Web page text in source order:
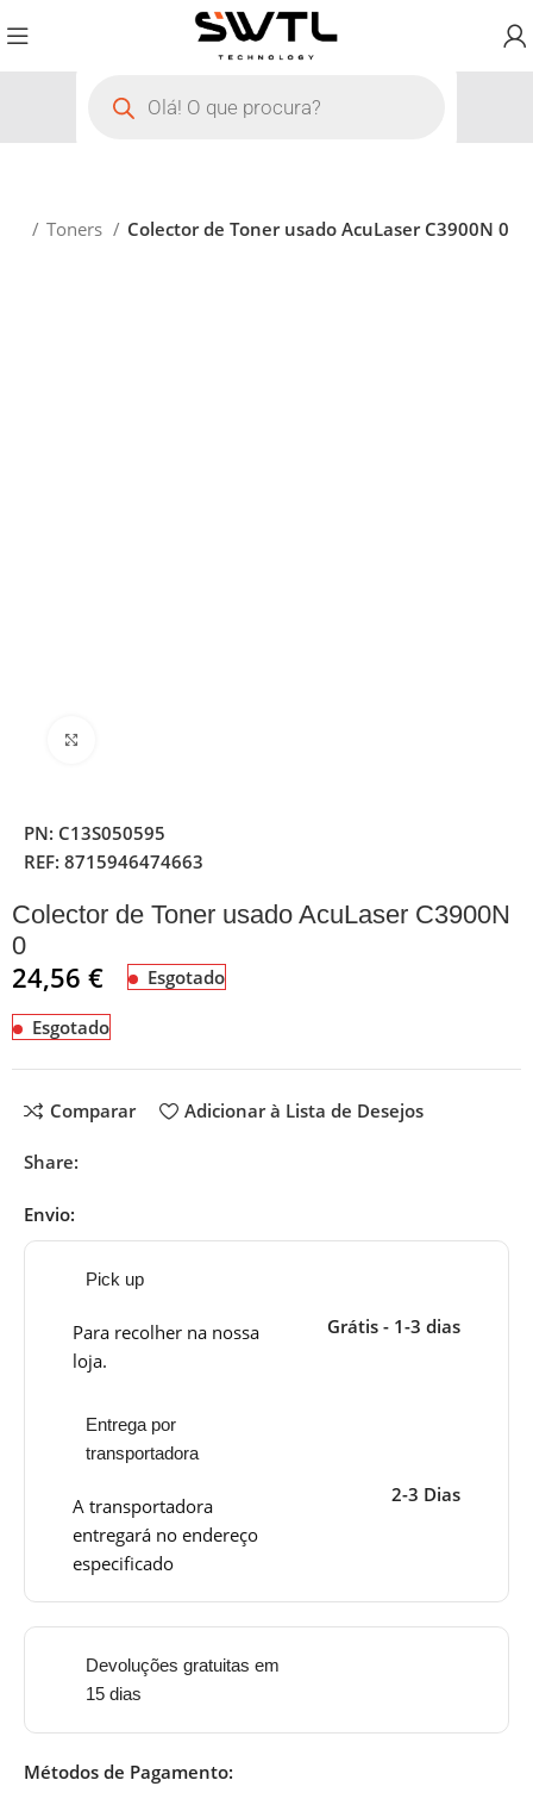
Toners Colector de Toner usado AcuLaser C3900N 0
PN: C13S050595
REF:8715946474663
Colector de Toner usado AcuLaser C3900N
0
24,56€ Esgotado
Esgotado
Comparar Adicionar à Lista de Desejos
Share:
Envio:
Pick up
Para recolher na nossa
loja.
Grátis - 1-3 dias
Entrega por
transportadora
A transportadora
entregará no endereço
especificado
2-3 Dias
Devoluções gratuitas em
15 dias
Métodos de Pagamento: